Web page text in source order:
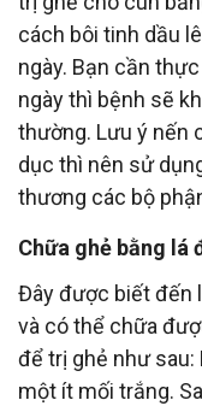
cách bôi tinh dầu
ngày. Bạn cần
ngày thì bệnh sẽ
thường. Lưu ý nến
dục thì nên sử
thương các bộ
Chữa ghẻ bằng lá
Đây được biết đến
và có thể chữa
để trị ghẻ như
một ít mối trắng.